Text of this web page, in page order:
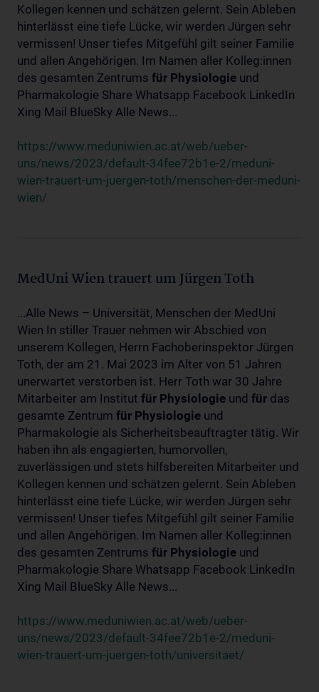
Kollegen kennen und schätzen gelernt. Sein Ableben
hinterlässt eine tiefe Lücke, wir werden Jürgen sehr
vermissen! Unser tiefes Mitgefühl gilt seiner Familie
und allen Angehörigen. Im Namen aller Kolleg:innen
des gesamten Zentrums für Physiologie und
Pharmakologie Share Whatsapp Facebook LinkedIn
Xing Mail BlueSky Alle News...
https://www.meduniwien.ac.at/web/ueber-
uns/news/2023/default-34fee72b1e-2/meduni-
wien-trauert-um-juergen-toth/menschen-der-meduni-
wien/
MedUni Wien trauert um Jürgen Toth
...Alle News – Universität, Menschen der MedUni
Wien In stiller Trauer nehmen wir Abschied von
unserem Kollegen, Herrn Fachoberinspektor Jürgen
Toth, der am 21. Mai 2023 im Alter von 51 Jahren
unerwartet verstorben ist. Herr Toth war 30 Jahre
Mitarbeiter am Institut für Physiologie und für das
gesamte Zentrum für Physiologie und
Pharmakologie als Sicherheitsbeauftragter tätig. Wir
haben ihn als engagierten, humorvollen,
zuverlässigen und stets hilfsbereiten Mitarbeiter und
Kollegen kennen und schätzen gelernt. Sein Ableben
hinterlässt eine tiefe Lücke, wir werden Jürgen sehr
vermissen! Unser tiefes Mitgefühl gilt seiner Familie
und allen Angehörigen. Im Namen aller Kolleg:innen
des gesamten Zentrums für Physiologie und
Pharmakologie Share Whatsapp Facebook LinkedIn
Xing Mail BlueSky Alle News...
https://www.meduniwien.ac.at/web/ueber-
uns/news/2023/default-34fee72b1e-2/meduni-
wien-trauert-um-juergen-toth/universitaet/